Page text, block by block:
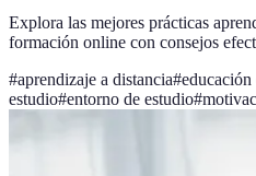
Explora las mejores prácticas
formación online con consejos
#aprendizaje a distancia#
estudio#entorno de estudio#